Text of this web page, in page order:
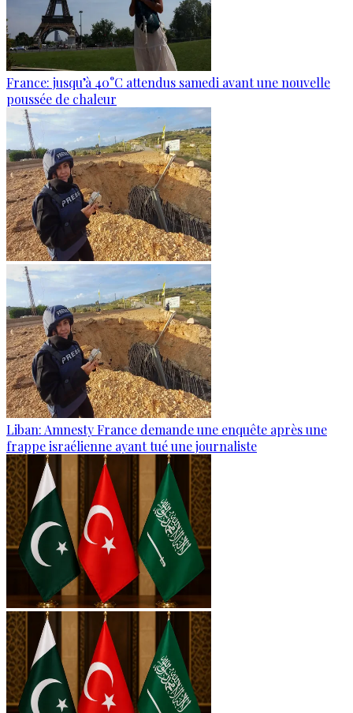
France: jusqu’à 40°C attendus samedi avant une nouvelle
poussée de chaleur
Liban: Amnesty France demande une enquête après une
frappe israélienne ayant tué une journaliste